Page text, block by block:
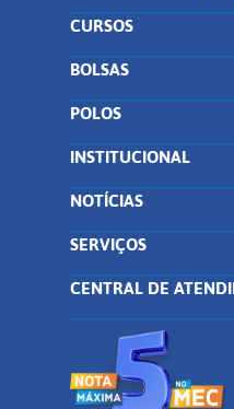
CURSOS
BOLSAS
POLOS
INSTITUCIONAL
NOTÍCIAS
SERVIÇOS
CENTRAL DE